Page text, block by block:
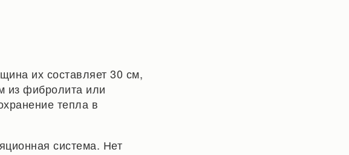
их составляет 30 см,
из фибролита или
тепла в
система. Нет